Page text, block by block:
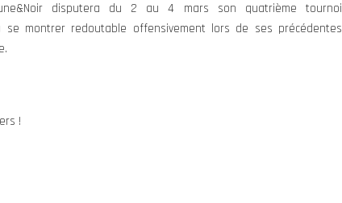
disputera du 2 au 4 mars son quatrième tournoi
montrer redoutable offensivement lors de ses précédentes
!